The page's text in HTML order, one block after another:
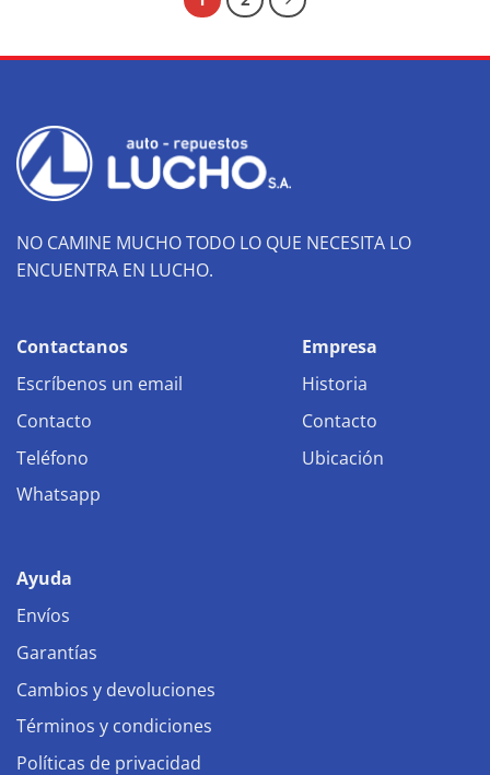
NO CAMINE MUCHO TODO LO QUE NECESITA LO
ENCUENTRA EN LUCHO.
Contactanos
Escríbenos un email
Contacto
Teléfono
Whatsapp
Empresa
Historia
Contacto
Ubicación
Ayuda
Envíos
Garantías
Cambios y devoluciones
Términos y condiciones
Políticas de privacidad